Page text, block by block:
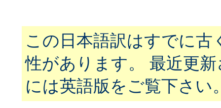
この日本語訳はすでに古
性があります。 最近更
には英語版をご覧下さい